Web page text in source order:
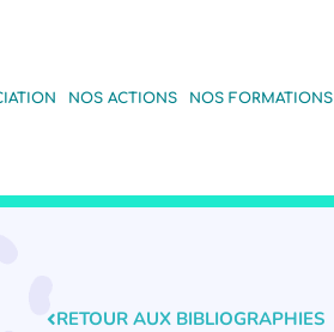
NOS ACTIONS NOS FORMATIONS
RETOUR AUX BIBLIOGRAPHIES